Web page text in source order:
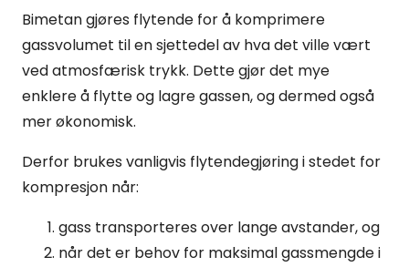
Bimetan gjøres flytende for å komprimere
gassvolumet til en sjettedel av hva det ville vært
ved atmosfærisk trykk. Dette gjør det mye
enklere å flytte og lagre gassen, og dermed også
mer økonomisk.
Derfor brukes vanligvis flytendegjøring i stedet for
kompresjon når:
gass transporteres over lange avstander, og
når det er behov for maksimal gassmengde i